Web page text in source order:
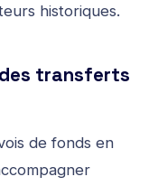
historiques.
transferts
de fonds en